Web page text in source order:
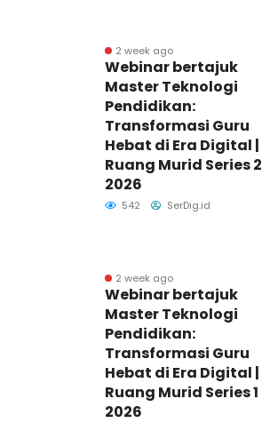
2 week ago
Webinar bertajuk
Master Teknologi
Pendidikan:
Transformasi Guru
Hebat di Era Digital |
Ruang Murid Series 2
2026
542 SerDig.id
2 week ago
Webinar bertajuk
Master Teknologi
Pendidikan:
Transformasi Guru
Hebat di Era Digital |
Ruang Murid Series 1
2026